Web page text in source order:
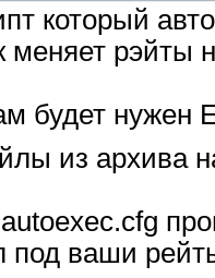
который
меняет рэйты
будет нужен
из архива
под ваши